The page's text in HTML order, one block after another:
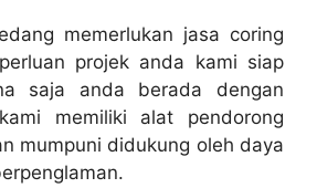
memerlukan jasa coring
projek anda kami siap
saja anda berada dengan
memiliki alat pendorong
mumpuni didukung oleh daya